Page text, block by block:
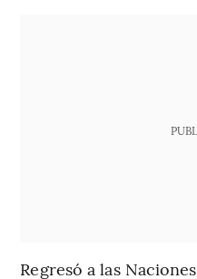
Regresó a las